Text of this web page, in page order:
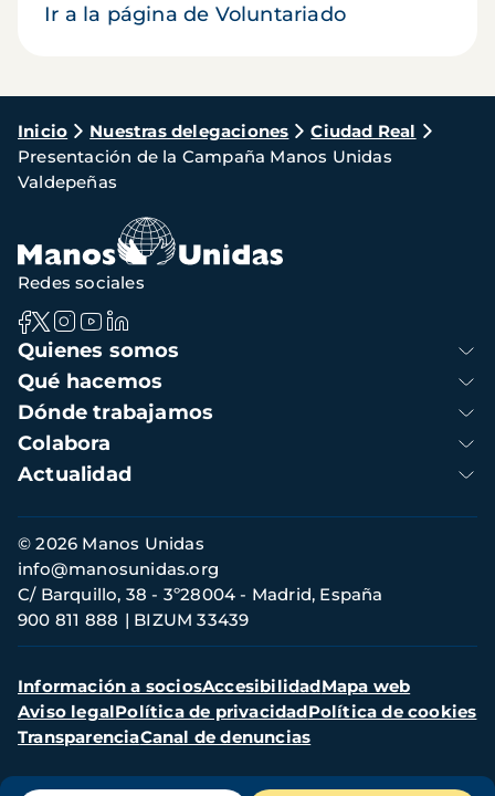
Ir a la página de Voluntariado
Ruta
de
navegación
Inicio Nuestras delegaciones
Ciudad Real
Presentación de la Campaña Manos Unidas
Valdepeñas
Navegación
principal
Quienes somos
Qué hacemos
Dónde trabajamos
Colabora
Actualidad
Redes sociales
Información
de
contacto
© 2026 Manos Unidas
C/ Barquillo, 38 - 3º28004 - Madrid, España
900 811 888
BIZUM 33439
info@manosunidas.org
Menú
secundario
Información a sociosAccesibilidadMapa web
Aviso legalPolítica de privacidadPolítica de cookies
TransparenciaCanal de denuncias